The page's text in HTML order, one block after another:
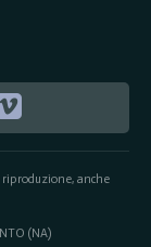
anche
(NA)